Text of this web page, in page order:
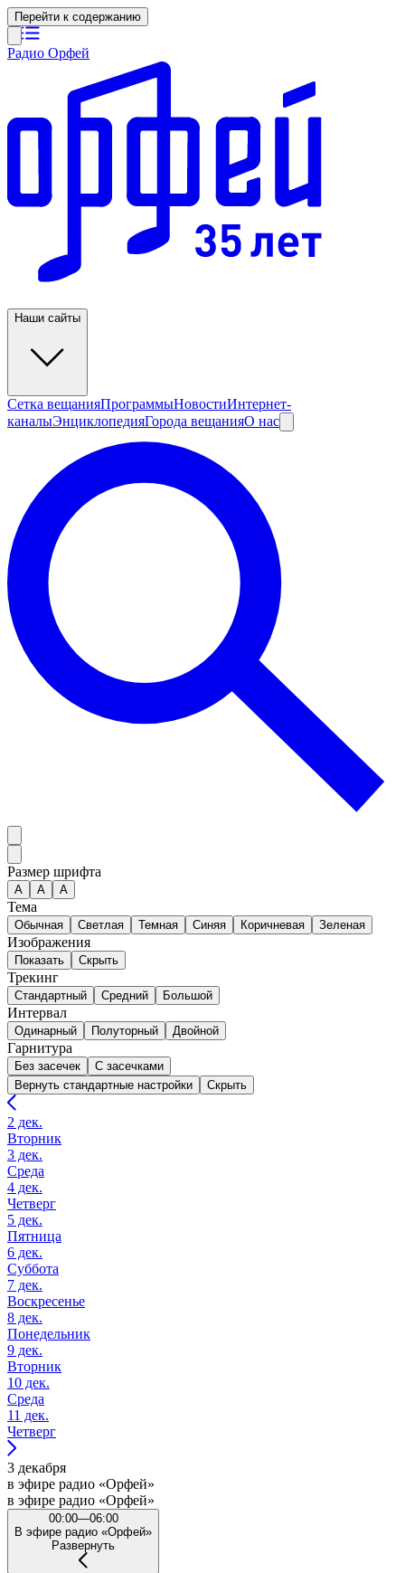
Перейти к содержанию
Радио Орфей
Наши сайты
Сетка вещанияПрограммыНовостиИнтернет-
каналыЭнциклопедияГорода вещанияО нас
Размер шрифта
А A A
Тема
Обычная Светлая Темная Синяя Коричневая Зеленая
Изображения
Показать Скрыть
Трекинг
Стандартный Средний Большой
Интервал
Одинарный Полуторный Двойной
Гарнитура
Без засечек
С засечками
Вернуть стандартные настройки
Скрыть
2 дек.
Вторник
3 дек.
Среда
4 дек.
Четверг
5 дек.
Пятница
6 дек.
Суббота
7 дек.
Воскресенье
8 дек.
Понедельник
9 дек.
Вторник
10 дек.
Среда
11 дек.
Четверг
3 декабря
в эфире радио «Орфей»
в эфире радио «Орфей»
00:00—06:00
В эфире радио «Орфей»
Развернуть